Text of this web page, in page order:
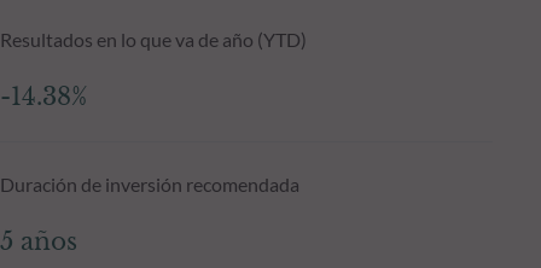
Resultados en lo que va de año (YTD)
-14.38%
Duración de inversión recomendada
5 años